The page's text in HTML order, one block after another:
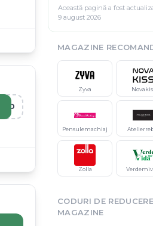
Această pagină a fost
9 august 2026
MAGAZINE
Zyva
Pensulemachiaj
Zolla
CODURI DE
MAGAZINE